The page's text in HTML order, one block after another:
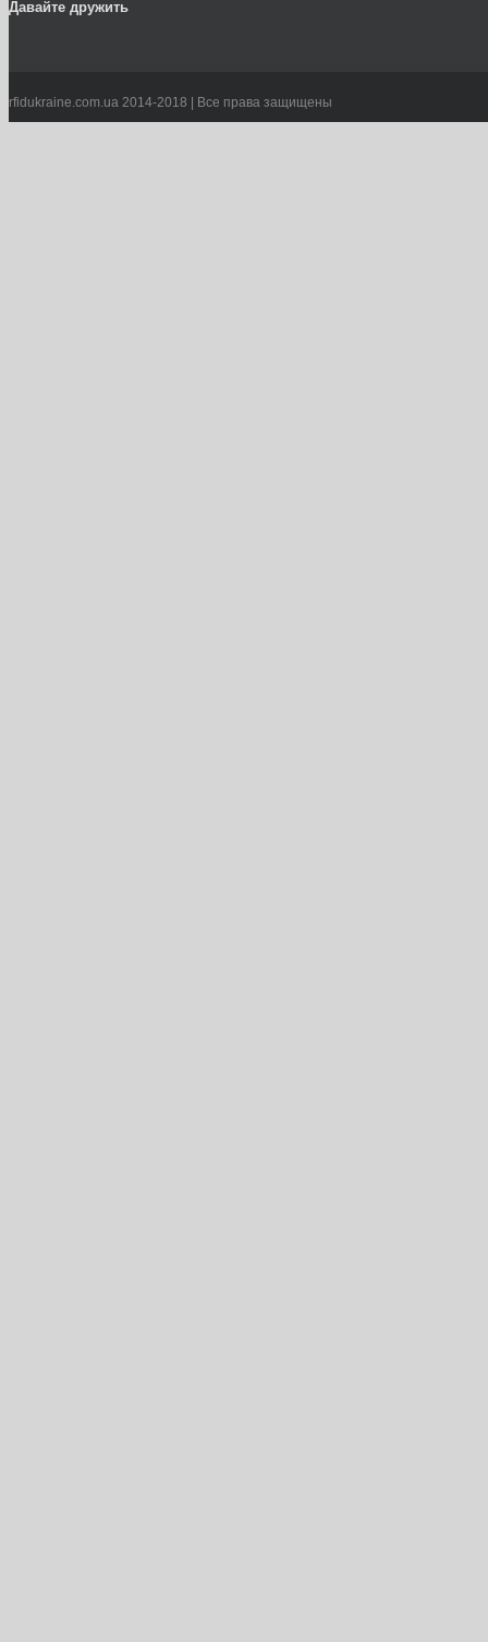
Давайте дружить
rfidukraine.com.ua 2014-2018 | Все права защищены